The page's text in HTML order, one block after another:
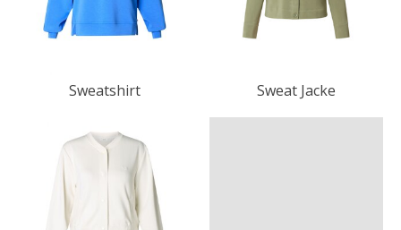
Sweatshirt Sweat Jacke